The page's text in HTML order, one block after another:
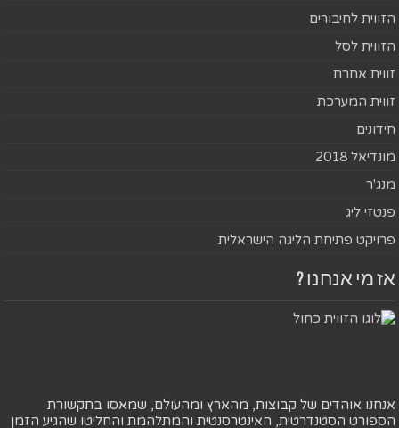
הזווית לחיבורים
הזווית לסל
זווית אחרת
זווית המערכת
חידונים
מונדיאל 2018
מנג'ר
פנטזי ליג
פרויקט פתיחת הליגה הישראלית
אז מי אנחנו ?
אנחנו אוהדים של קבוצות, מהארץ ומהעולם, שמאסו בתקשורת
הספורט הסטנדרטית, האינטרסנטית והמתלהמת והחליטו שהגיע הזמן